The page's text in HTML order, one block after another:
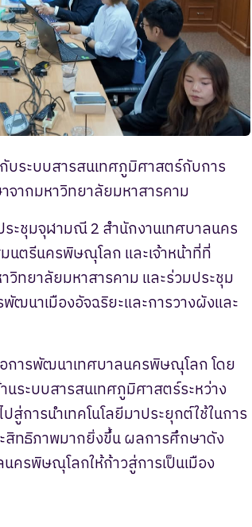
ระบบสารสนเทศภูมิศาสตร์กับการ
จากมหาวิทยาลัยมหาสารคาม
ะชุมจุฬามณี 2 สำนักงานเทศบาลนคร
ตรีนครพิษณุโลก และเจ้าหน้าที่ที่
วิทยาลัยมหาสารคาม และร่วมประชุม
ฒนาเมืองอัจฉริยะและการวางผังและ
อการพัฒนาเทศบาลนครพิษณุโลก โดย
ระบบสารสนเทศภูมิศาสตร์ระหว่าง
การนำเทคโนโลยีมาประยุกต์ใช้ในการ
สิทธิภาพมากยิ่งขึ้น ผลการศึกษาดัง
ครพิษณุโลกให้ก้าวสู่การเป็นเมือง